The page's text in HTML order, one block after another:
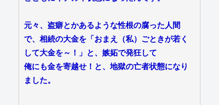
元々、盗癖とかあるような性根の腐った人間
で、相続の大金を「おまえ（私）ごときが若く
して大金を～！」と、嫉妬で発狂して
俺にも金を寄越せ！と、地獄の亡者状態になり
ました。